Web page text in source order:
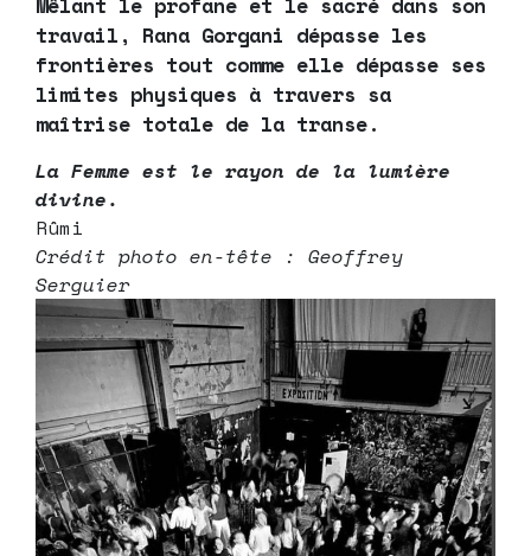
travail, Rana Gorgani dépasse les
frontières tout comme elle dépasse ses
limites physiques à travers sa
maîtrise totale de la transe.
La Femme est le rayon de la lumière
divine.
Rûmi
Crédit photo en-tête : Geoffrey
Serguier